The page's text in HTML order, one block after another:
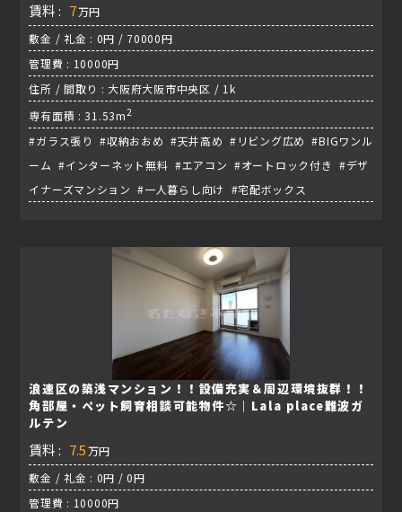
賃料 : 7万円
敷金 / 礼金 : 0円 / 70000円
管理費 : 10000円
住所 / 間取り : 大阪府大阪市中央区 / 1k
専有面積 : 31.53m2
#ガラス張り #収納おおめ #天井高め #リビング広め #BIGワンル
ーム #インターネット無料 #エアコン #オートロック付き #デザ
イナーズマンション #一人暮らし向け #宅配ボックス
浪速区の築浅マンション！！設備充実＆周辺環境抜群！！
角部屋・ペット飼育相談可能物件☆｜Lala place難波ガ
ルテン
賃料 : 7.5 万円
敷金 / 礼金 : 0円 / 0円
管理費 : 10000円